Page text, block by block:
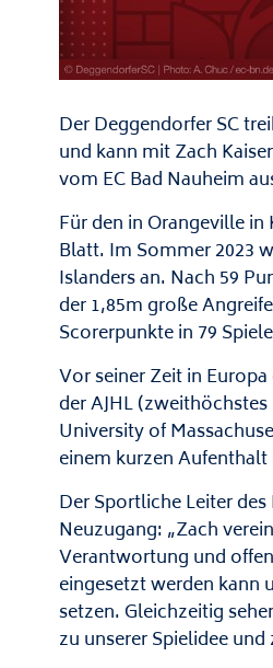
Der Deggendorfer SC
und kann mit Zach
vom EC Bad Nauheim
Für den in Orangeville
Blatt. Im Sommer 2023
Islanders an. Nach 59
der 1,85m große
Scorerpunkte in 79
Vor seiner Zeit in
der AJHL
University of
einem kurzen
Der Sportliche Leiter
Neuzugang: „Zach
Verantwortung und
eingesetzt werden kann
setzen. Gleichzeitig
zu unserer Spielidee